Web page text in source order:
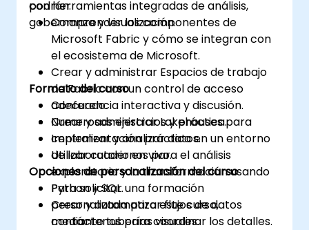
con herramientas integradas de análisis,
gobernanza y visualización.
podrán:
Comprender los componentes de
Microsoft Fabric y cómo se integran con
el ecosistema de Microsoft.
Crear y administrar Espacios de trabajo
de Fabric con un control de acceso
adecuado.
Crear y administrar Lakehouses para
centralizar y analizar datos.
Utilizar cuadernos para el análisis
exploratorio y la transformación usando
Python y SQL.
Crear y automatizar flujos de datos
mediante tuberías visuales.
Formato del curso
Conferencia interactiva y discusión.
Numerosos ejercicios y práctica.
Implementación práctica en un entorno
de laboratorio en vivo.
Opciones de personalización del curso
Para solicitar una formación
personalizada para este curso,
contáctenos para coordinar los detalles.